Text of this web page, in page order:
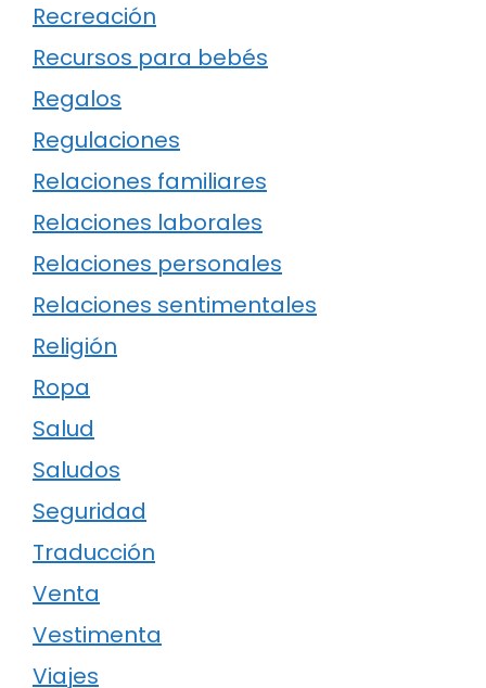
Recreación
Recursos para bebés
Regalos
Regulaciones
Relaciones familiares
Relaciones laborales
Relaciones personales
Relaciones sentimentales
Religión
Ropa
Salud
Saludos
Seguridad
Traducción
Venta
Vestimenta
Viajes